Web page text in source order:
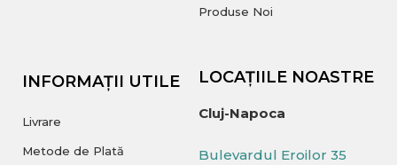
Produse Noi
INFORMAȚII UTILE
Livrare
Metode de Plată
LOCAȚIILE NOASTRE
Cluj-Napoca
Bulevardul Eroilor 35